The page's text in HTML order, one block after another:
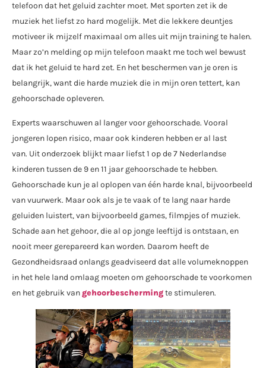
telefoon dat het geluid zachter moet. Met sporten zet ik de
muziek het liefst zo hard mogelijk. Met die lekkere deuntjes
motiveer ik mijzelf maximaal om alles uit mijn training te halen.
Maar zo’n melding op mijn telefoon maakt me toch wel bewust
dat ik het geluid te hard zet. En het beschermen van je oren is
belangrijk, want die harde muziek die in mijn oren tettert, kan
gehoorschade opleveren.
Experts waarschuwen al langer voor gehoorschade. Vooral
jongeren lopen risico, maar ook kinderen hebben er al last
van. Uit onderzoek blijkt maar liefst 1 op de 7 Nederlandse
kinderen tussen de 9 en 11 jaar gehoorschade te hebben.
Gehoorschade kun je al oplopen van één harde knal, bijvoorbeeld
van vuurwerk. Maar ook als je te vaak of te lang naar harde
geluiden luistert, van bijvoorbeeld games, filmpjes of muziek.
Schade aan het gehoor, die al op jonge leeftijd is ontstaan, en
nooit meer gerepareerd kan worden. Daarom heeft de
Gezondheidsraad onlangs geadviseerd dat alle volumeknoppen
in het hele land omlaag moeten om gehoorschade te voorkomen
en het gebruik vangehoorbeschermingte stimuleren.